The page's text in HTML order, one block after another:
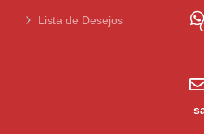
Lista de Desejos